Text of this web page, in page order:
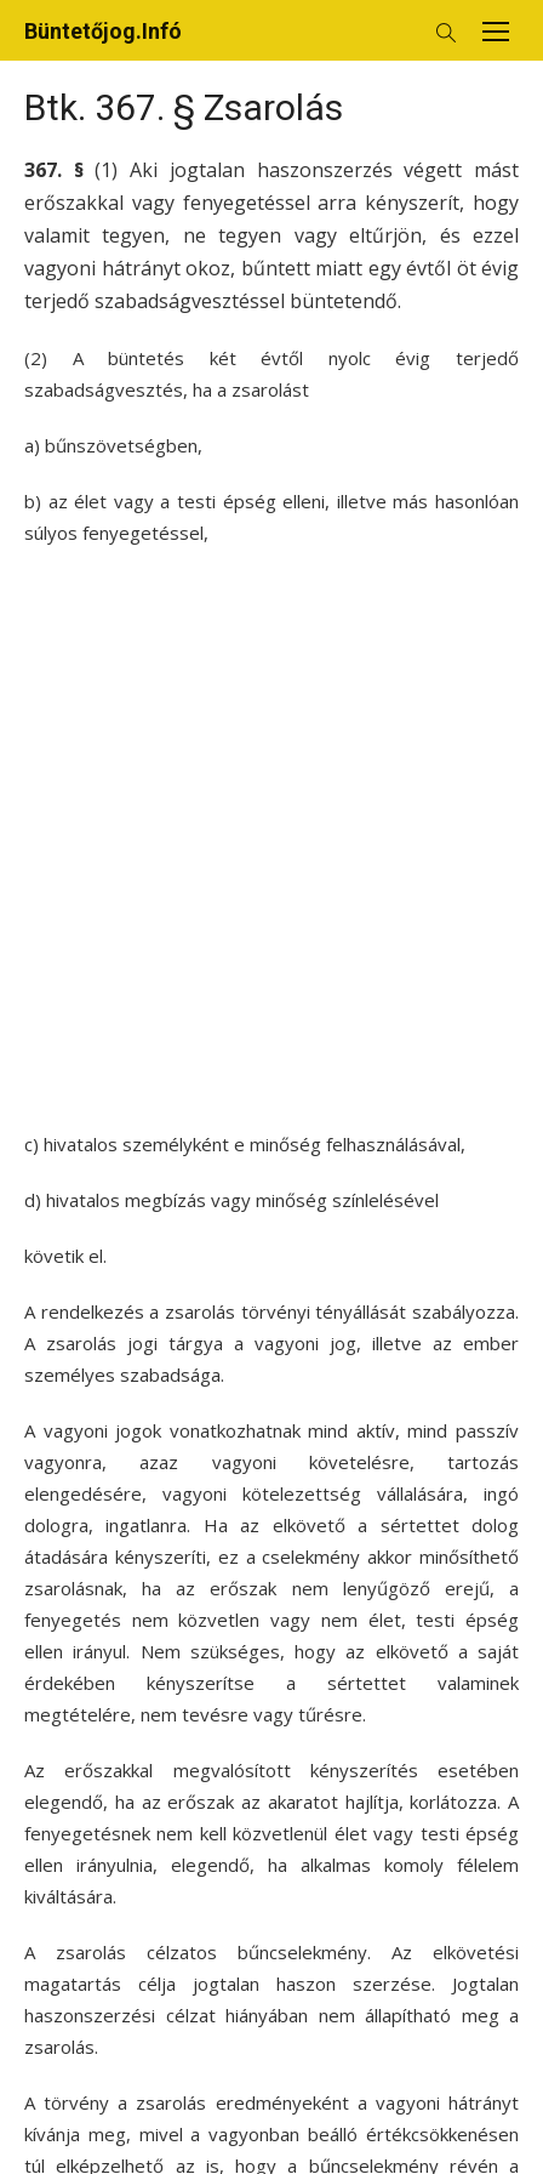
Büntetőjog.Infó
Btk. 367. § Zsarolás
367. §(1) Aki jogtalan haszonszerzés végett mást
erőszakkal vagy fenyegetéssel arra kényszerít, hogy
valamit tegyen, ne tegyen vagy eltűrjön, és ezzel
vagyoni hátrányt okoz, bűntett miatt egy évtől öt évig
terjedő szabadságvesztéssel büntetendő.
(2) A büntetés két évtől nyolc évig terjedő
szabadságvesztés, ha a zsarolást
a) bűnszövetségben,
b) az élet vagy a testi épség elleni, illetve más hasonlóan
súlyos fenyegetéssel,
c) hivatalos személyként e minőség felhasználásával,
d) hivatalos megbízás vagy minőség színlelésével
követik el.
A rendelkezés a zsarolás törvényi tényállását szabályozza.
A zsarolás jogi tárgya a vagyoni jog, illetve az ember
személyes szabadsága.
A vagyoni jogok vonatkozhatnak mind aktív, mind passzív
vagyonra, azaz vagyoni követelésre, tartozás
elengedésére, vagyoni kötelezettség vállalására, ingó
dologra, ingatlanra. Ha az elkövető a sértettet dolog
átadására kényszeríti, ez a cselekmény akkor minősíthető
zsarolásnak, ha az erőszak nem lenyűgöző erejű, a
fenyegetés nem közvetlen vagy nem élet, testi épség
ellen irányul. Nem szükséges, hogy az elkövető a saját
érdekében kényszerítse a sértettet valaminek
megtételére, nem tevésre vagy tűrésre.
Az erőszakkal megvalósított kényszerítés esetében
elegendő, ha az erőszak az akaratot hajlítja, korlátozza. A
fenyegetésnek nem kell közvetlenül élet vagy testi épség
ellen irányulnia, elegendő, ha alkalmas komoly félelem
kiváltására.
A zsarolás célzatos bűncselekmény. Az elkövetési
magatartás célja jogtalan haszon szerzése. Jogtalan
haszonszerzési célzat hiányában nem állapítható meg a
zsarolás.
A törvény a zsarolás eredményeként a vagyoni hátrányt
kívánja meg, mivel a vagyonban beálló értékcsökkenésen
túl elképzelhető az is, hogy a bűncselekmény révén a